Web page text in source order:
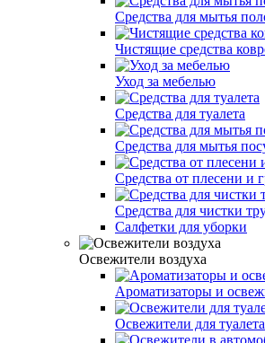
Средства для мытья
Чистящие средства
Уход за мебелью
Средства для туалета
Средства для мытья
Средства от плесени и
Средства для чистки
Салфетки для уборки
Освежители воздуха
Ароматизаторы и
Освежители для туалета